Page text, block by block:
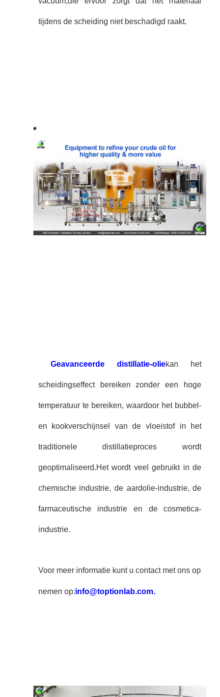
tijdens de scheiding niet beschadigd raakt.
Geavanceerde distillatie-oliekan het
scheidingseffect bereiken zonder een hoge
temperatuur te bereiken, waardoor het bubbel-
en kookverschijnsel van de vloeistof in het
traditionele distillatieproces wordt
geoptimaliseerd.Het wordt veel gebruikt in de
chemische industrie, de aardolie-industrie, de
farmaceutische industrie en de cosmetica-
industrie.
Voor meer informatie kunt u contact met ons op
nemen op:info@toptionlab.com.